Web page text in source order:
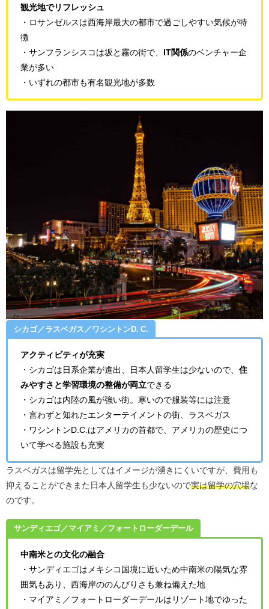
観光地でリフレッシュ
・ロサンゼルスは西海岸最大の都市で過ごしやすい気候が特
徴
・サンフランシスコは坂と霧の街で、 IT関係のベンチャー企
業が多い
・いずれの都市も有名観光地が多数
シカゴ／ラスベガス／ワシントンD. C.
アクティビティが充実
・シカゴは日系企業が進出、日本人留学生は少ないので、 住
みやすさと学習環境の整備が両立できる
・シカゴは内陸の風が強い街。寒いので服装等には注意
・言わずと知れたエンターテイメントの街、ラスベガス
・ワシントンD.C.はアメリカの首都で、アメリカの歴史につ
いて学べる施設も充実
ラスベガスは留学先としてはイメージが湧きにくいですが、費用も
抑えることができまた日本人留学生も少ないので実は留学の穴場な
のです。
サンディエゴ／マイアミ／フォートローダーデール
中南米との文化の融合
・サンディエゴはメキシコ国境に近いため中南米の陽気な雰
囲気もあり、西海岸ののんびりさも兼ね備えた地
・マイアミ／フォートローダーデールはリゾート地でゆった